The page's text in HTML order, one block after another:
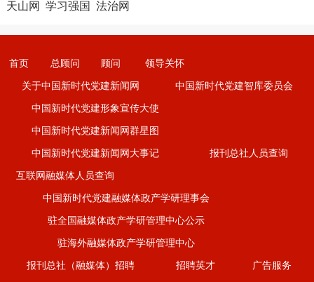
天山网
学习强国 法治网
首页 总顾问 顾问 领导关怀
关于中国新时代党建新闻网 中国新时代党建智库委员会
中国新时代党建形象宣传大使
中国新时代党建新闻网群星图
中国新时代党建新闻网大事记 报刊总社人员查询
互联网融媒体人员查询
中国新时代党建融媒体政产学研理事会
驻全国融媒体政产学研管理中心公示
驻海外融媒体政产学研管理中心
报刊总社（融媒体）招聘 招聘英才 广告服务